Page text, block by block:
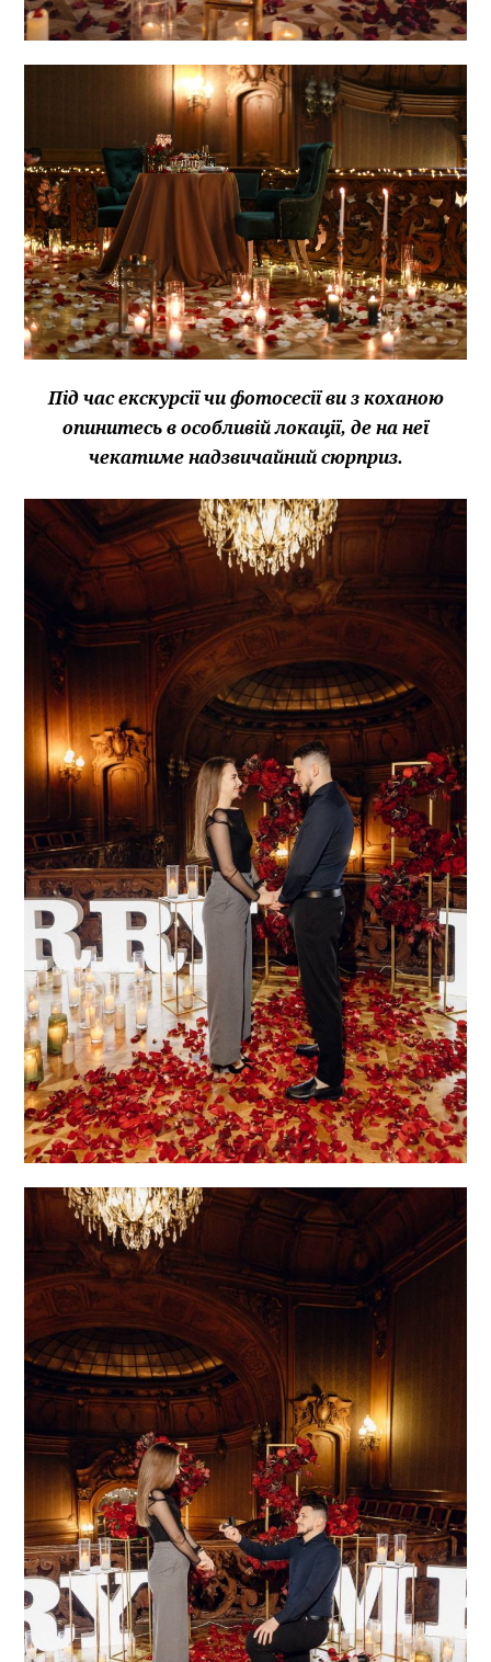
Під час екскурсії чи фотосесії ви з коханою
опинитесь в особливій локації, де на неї
чекатиме надзвичайний сюрприз.